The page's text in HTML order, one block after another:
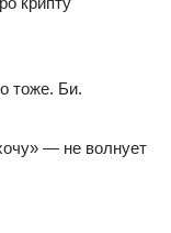
тоже. Би.
— не волнует